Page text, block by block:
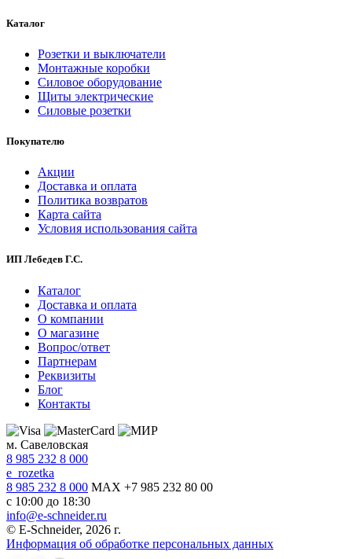
Каталог
Розетки и выключатели
Монтажные коробки
Силовое оборудование
Щиты электрические
Силовые розетки
Покупателю
Акции
Доставка и оплата
Политика возвратов
Карта сайта
Условия использования сайта
ИП Лебедев Г.С.
Каталог
Доставка и оплата
О компании
О магазине
Вопрос/ответ
Партнерам
Реквизиты
Блог
Контакты
м. Савеловская
8 985 232 8 000
e_rozetka
8 985 232 8 000 MAX +7 985 232 80 00
с 10:00 до 18:30
info@e-schneider.ru
© E-Schneider, 2026 г.
Информация об обработке персональных данных